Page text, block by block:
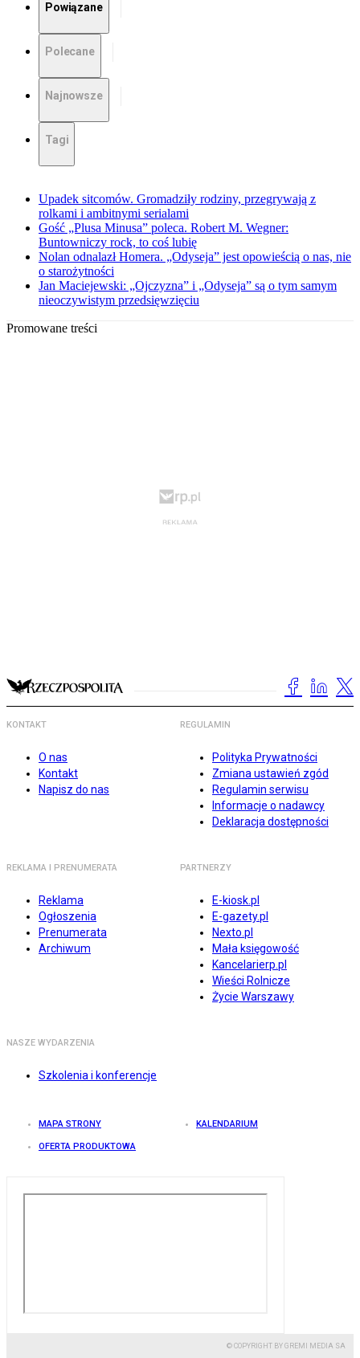
Powiązane
Polecane
Najnowsze
Tagi
Upadek sitcomów. Gromadziły rodziny, przegrywają z
rolkami i ambitnymi serialami
Gość „Plusa Minusa” poleca. Robert M. Wegner:
Buntowniczy rock, to coś lubię
Nolan odnalazł Homera. „Odyseja” jest opowieścią o nas, nie
o starożytności
Jan Maciejewski: „Ojczyzna” i „Odyseja” są o tym samym
nieoczywistym przedsięwzięciu
Promowane treści
KONTAKT
O nas
Kontakt
Napisz do nas
REGULAMIN
Polityka Prywatności
Zmiana ustawień zgód
Regulamin serwisu
Informacje o nadawcy
Deklaracja dostępności
REKLAMA I PRENUMERATA
Reklama
Ogłoszenia
Prenumerata
Archiwum
PARTNERZY
E-kiosk.pl
E-gazety.pl
Nexto.pl
Mała księgowość
Kancelarierp.pl
Wieści Rolnicze
Życie Warszawy
NASZE WYDARZENIA
Szkolenia i konferencje
MAPA STRONY KALENDARIUM
OFERTA PRODUKTOWA
© COPYRIGHT BY GREMI MEDIA SA